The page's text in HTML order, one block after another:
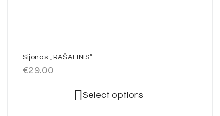
Sijonas „RAŠALINIS”
€29.00
Select options